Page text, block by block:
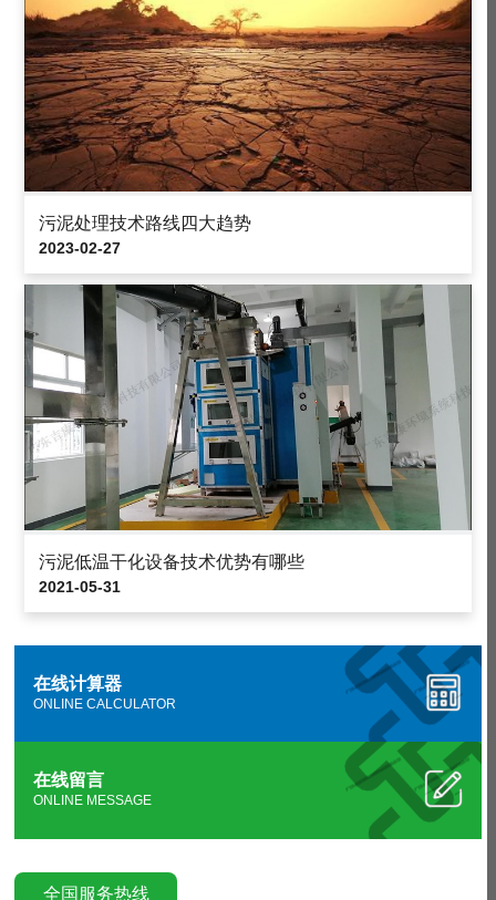
污泥处理技术路线四大趋势
2023-02-27
污泥低温干化设备技术优势有哪些
2021-05-31
在线计算器
ONLINE CALCULATOR
在线留言
ONLINE MESSAGE
全国服务热线